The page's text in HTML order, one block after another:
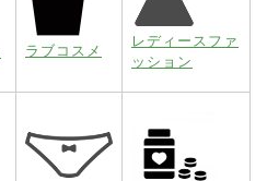
ラブコスメ
レディースファ
ッション